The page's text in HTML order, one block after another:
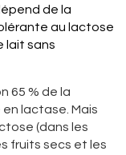
de la
au lactose
lait sans
65 % de la
lactase. Mais
(dans les
fruits secs et les